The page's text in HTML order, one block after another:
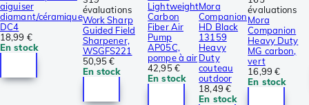
aiguiser
diamant/céramique
DC4
18,99 €
En stock
évaluations
Work Sharp
Guided Field
Sharpener,
WSGFS221
50,95 €
En stock
Lightweight
Carbon
Fiber Air
Pump
AP05C,
pompe à air
42,95 €
En stock
Mora
Companion
HD Black
13159
Heavy
Duty
couteau
outdoor
18,49 €
En stock
évaluations
Mora
Companion
Heavy Duty
MG carbon,
vert
16,99 €
En stock